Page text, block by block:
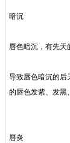
暗沉
唇色暗沉，有先天
导致唇色暗沉的后
的唇色发紫、发黑
唇炎